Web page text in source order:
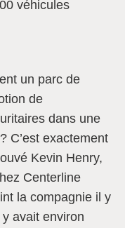
véhicules
un parc de
de
dans une
C’est exactement
Kevin Henry,
Centerline
la compagnie il y
avait environ